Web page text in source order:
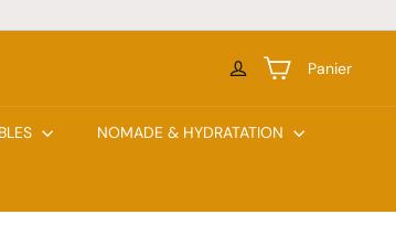
Panier
NOMADE & HYDRATATION